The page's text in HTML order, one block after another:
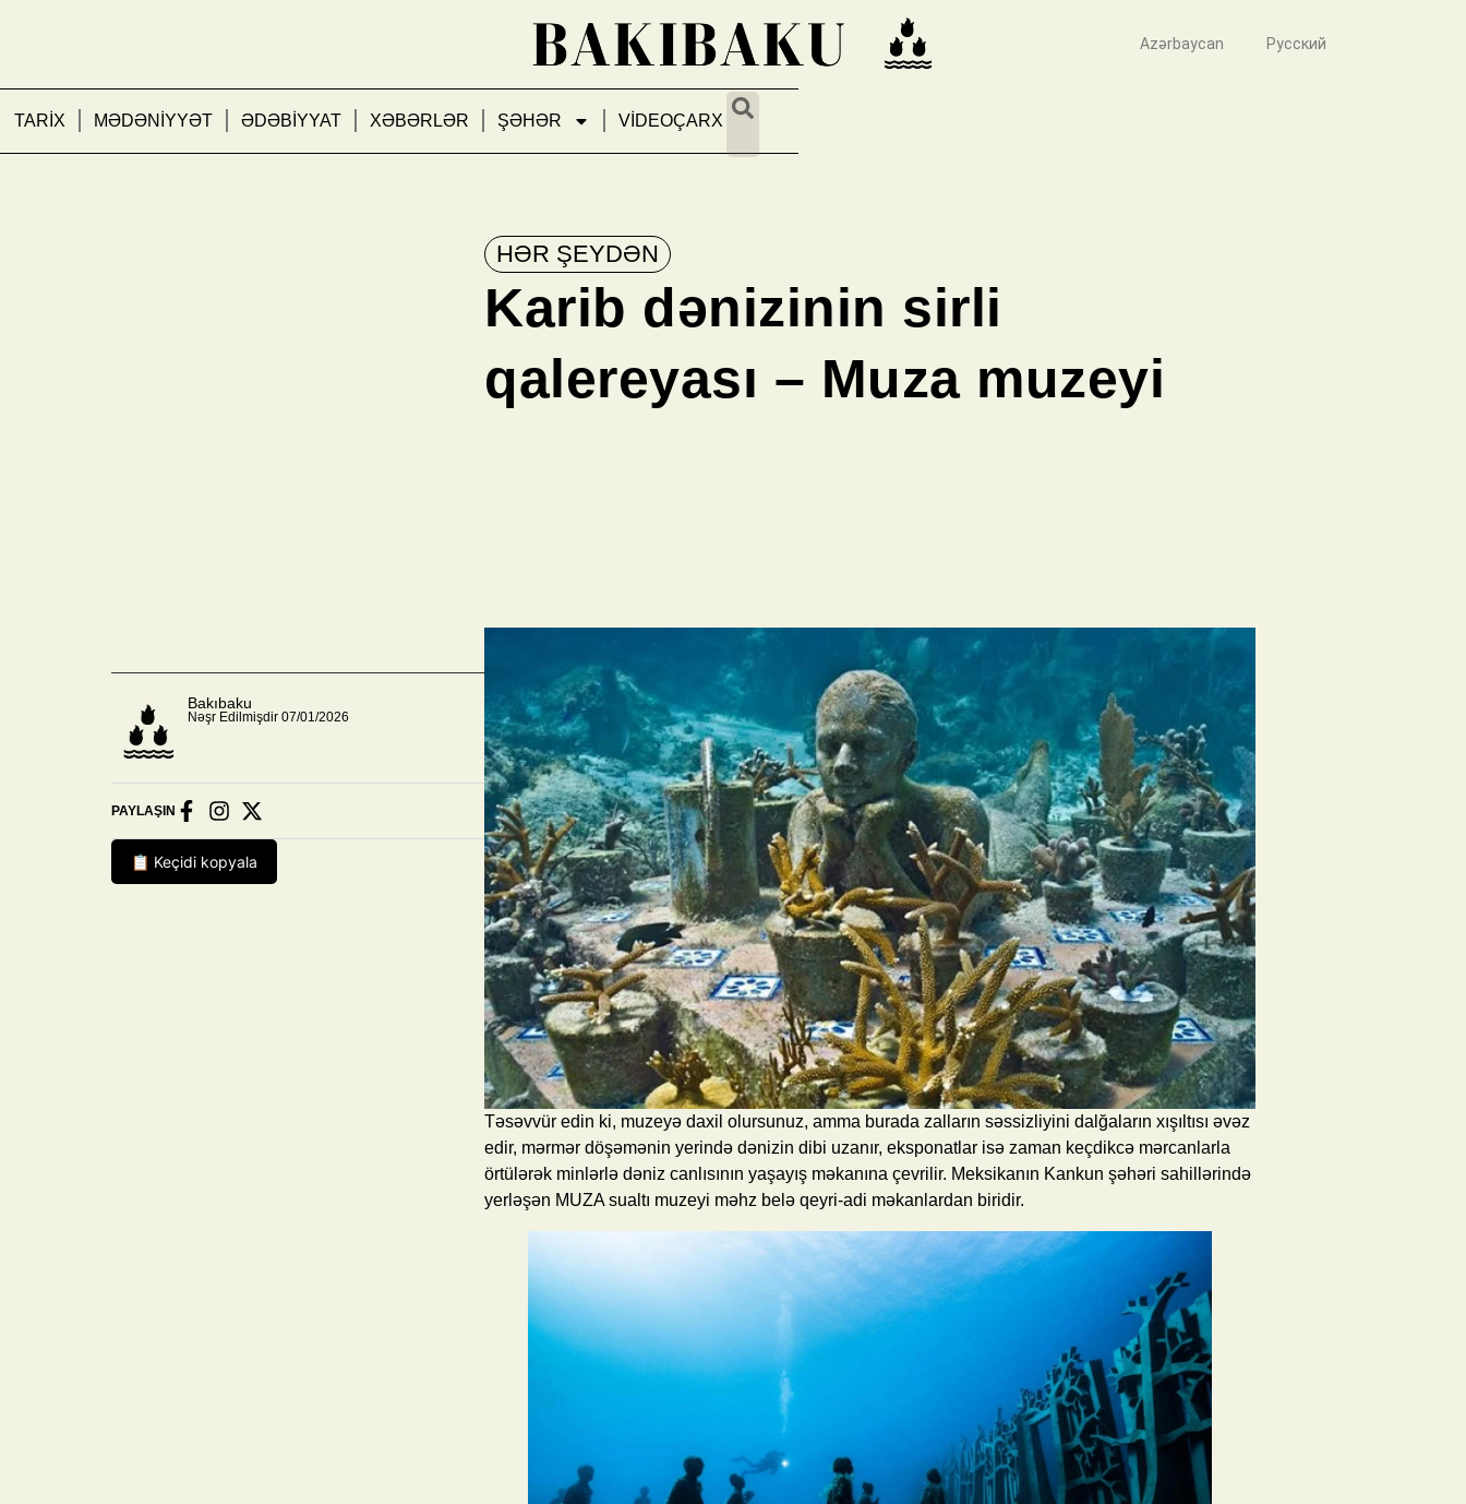
TARİX MƏDƏNİYYƏT ƏDƏBİYYAT XƏBƏRLƏR ŞƏHƏR VİDEOÇARX
Azərbaycan Русский
Bakıbaku
Nəşr Edilmişdir 07/01/2026
PAYLAŞIN
📋 Keçidi kopyala
HƏR ŞEYDƏN
Karib dənizinin sirli
qalereyası – Muza muzeyi
Təsəvvür edin ki, muzeyə daxil olursunuz, amma burada zalların səssizliyini dalğaların xışıltısı əvəz
edir, mərmər döşəmənin yerində dənizin dibi uzanır, eksponatlar isə zaman keçdikcə mərcanlarla
örtülərək minlərlə dəniz canlısının yaşayış məkanına çevrilir. Meksikanın Kankun şəhəri sahillərində
yerləşən MUZA sualtı muzeyi məhz belə qeyri-adi məkanlardan biridir.